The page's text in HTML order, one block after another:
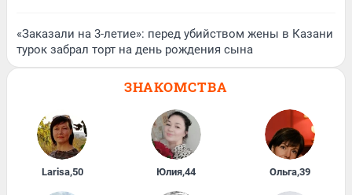
«Заказали на 3-летие»: перед убийством жены в Казани
турок забрал торт на день рождения сына
ЗНАКОМСТВА
Larisa,50 Юлия,44 Ольга,39